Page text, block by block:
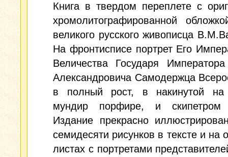
Книга в твердом переплете с
хромолитографированной
великого русского живописца
На фронтисписе портрет Его
Величества Государя
Александровича Самодержца
в полный рост, в накинутой на
мундир порфире, и
Издание прекрасно
семидесяти рисунков в тексте и на
листах с портретами